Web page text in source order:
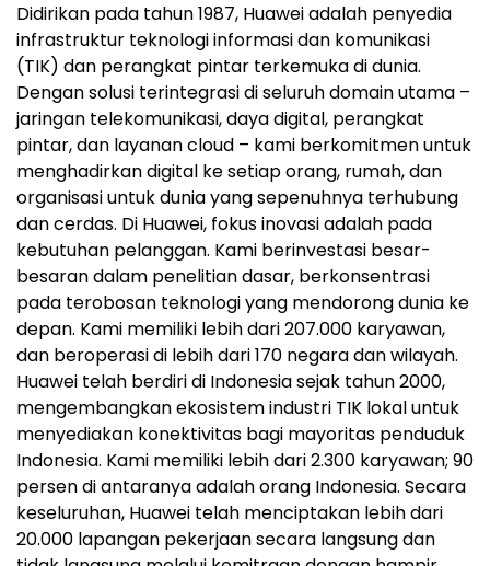
Didirikan pada tahun 1987, Huawei adalah penyedia
infrastruktur teknologi informasi dan komunikasi
(TIK) dan perangkat pintar terkemuka di dunia.
Dengan solusi terintegrasi di seluruh domain utama –
jaringan telekomunikasi, daya digital, perangkat
pintar, dan layanan cloud – kami berkomitmen untuk
menghadirkan digital ke setiap orang, rumah, dan
organisasi untuk dunia yang sepenuhnya terhubung
dan cerdas. Di Huawei, fokus inovasi adalah pada
kebutuhan pelanggan. Kami berinvestasi besar-
besaran dalam penelitian dasar, berkonsentrasi
pada terobosan teknologi yang mendorong dunia ke
depan. Kami memiliki lebih dari 207.000 karyawan,
dan beroperasi di lebih dari 170 negara dan wilayah.
Huawei telah berdiri di Indonesia sejak tahun 2000,
mengembangkan ekosistem industri TIK lokal untuk
menyediakan konektivitas bagi mayoritas penduduk
Indonesia. Kami memiliki lebih dari 2.300 karyawan; 90
persen di antaranya adalah orang Indonesia. Secara
keseluruhan, Huawei telah menciptakan lebih dari
20.000 lapangan pekerjaan secara langsung dan